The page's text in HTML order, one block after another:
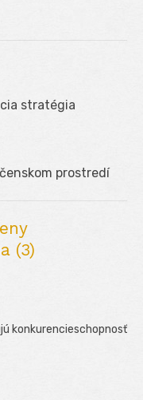
stratégia
prostredí
(3)
konkurencieschopnosť